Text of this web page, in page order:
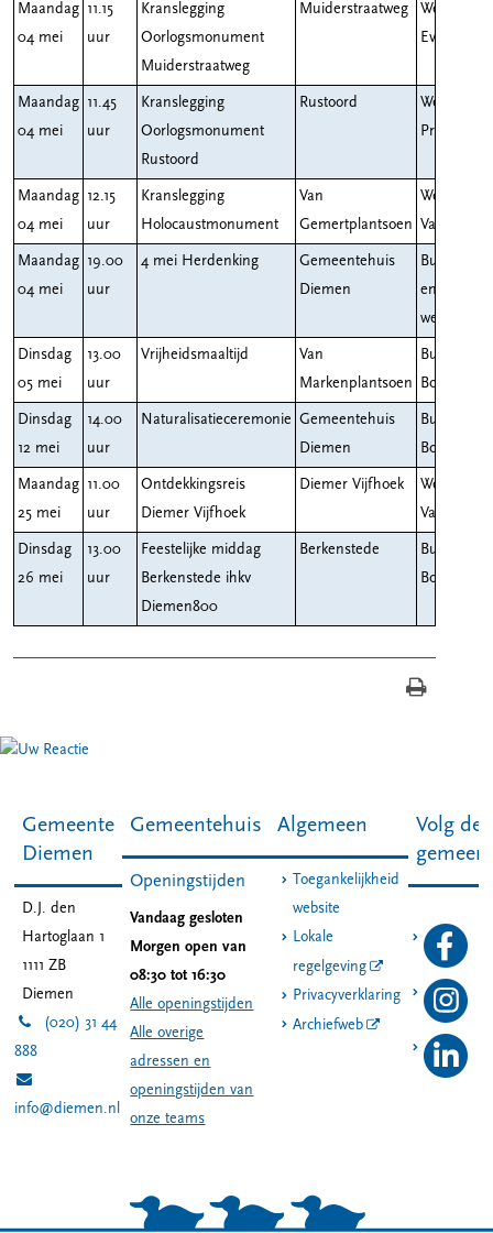
Maandag
04 mei
11.15
uur
Kranslegging
Oorlogsmonument
Muiderstraatweg
Muiderstraatweg
Wethouder
Everhardt
Maandag
04 mei
11.45
uur
Kranslegging
Oorlogsmonument
Rustoord
Rustoord
Wethouder
Prins
Maandag
04 mei
12.15
uur
Kranslegging
Holocaustmonument
Van
Gemertplantsoen
Wethouder
Van den
Maandag
04 mei
19.00
uur
4 mei Herdenking
Gemeentehuis
Diemen
en
Dinsdag
05 mei
13.00
uur
Vrijheidsmaaltijd
Van
Markenplantsoen Boog
Dinsdag
12 mei
14.00
uur
Naturalisatieceremonie Gemeentehuis
Diemen
Boog
Maandag
25 mei
11.00
uur
Ontdekkingsreis
Diemer Vijfhoek
Diemer Vijfhoek
Wethouder
Van den
Dinsdag
26 mei
13.00
uur
Feestelijke middag
Berkenstede ihkv
Diemen800
Berkenstede
Boog
Gemeente
Diemen
D.J. den
Hartoglaan 1
1111 ZB
Diemen
(020) 31 44
888
info@diemen.nl
Gemeentehuis
Openingstijden
Vandaag gesloten
Morgen open van
08:30 tot 16:30
Alle openingstijden
Alle overige
adressen en
openingstijden van
onze teams
Algemeen
Toegankelijkheid
website
Lokale
regelgeving
Privacyverklaring
Archiefweb
Volg de